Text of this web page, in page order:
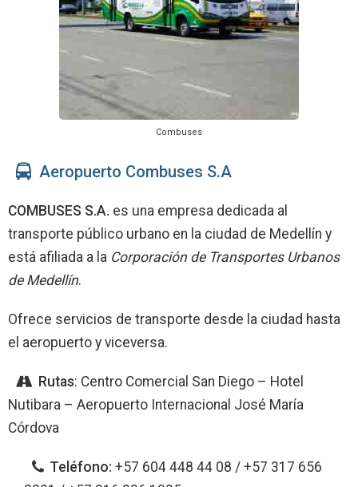
Combuses
Aeropuerto Combuses S.A
COMBUSES S.A. es una empresa dedicada al
transporte público urbano en la ciudad de Medellín y
está afiliada a la Corporación de Transportes Urbanos
de Medellín.
Ofrece servicios de transporte desde la ciudad hasta
el aeropuerto y viceversa.
Rutas: Centro Comercial San Diego – Hotel
Nutibara – Aeropuerto Internacional José María
Córdova
Teléfono: +57 604 448 44 08 / +57 317 656